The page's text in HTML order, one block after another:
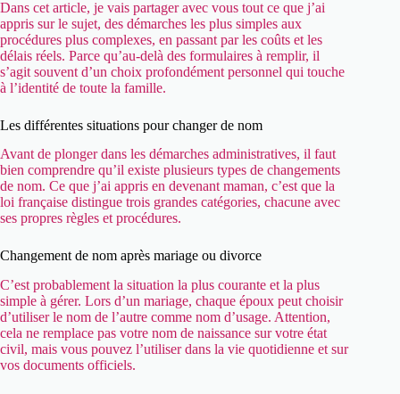
Dans cet article, je vais partager avec vous tout ce que j’ai
appris sur le sujet, des démarches les plus simples aux
procédures plus complexes, en passant par les coûts et les
délais réels. Parce qu’au-delà des formulaires à remplir, il
s’agit souvent d’un choix profondément personnel qui touche
à l’identité de toute la famille.
Les différentes situations pour changer de nom
Avant de plonger dans les démarches administratives, il faut
bien comprendre qu’il existe plusieurs types de changements
de nom. Ce que j’ai appris en devenant maman, c’est que la
loi française distingue trois grandes catégories, chacune avec
ses propres règles et procédures.
Changement de nom après mariage ou divorce
C’est probablement la situation la plus courante et la plus
simple à gérer. Lors d’un mariage, chaque époux peut choisir
d’utiliser le nom de l’autre comme nom d’usage. Attention,
cela ne remplace pas votre nom de naissance sur votre état
civil, mais vous pouvez l’utiliser dans la vie quotidienne et sur
vos documents officiels.